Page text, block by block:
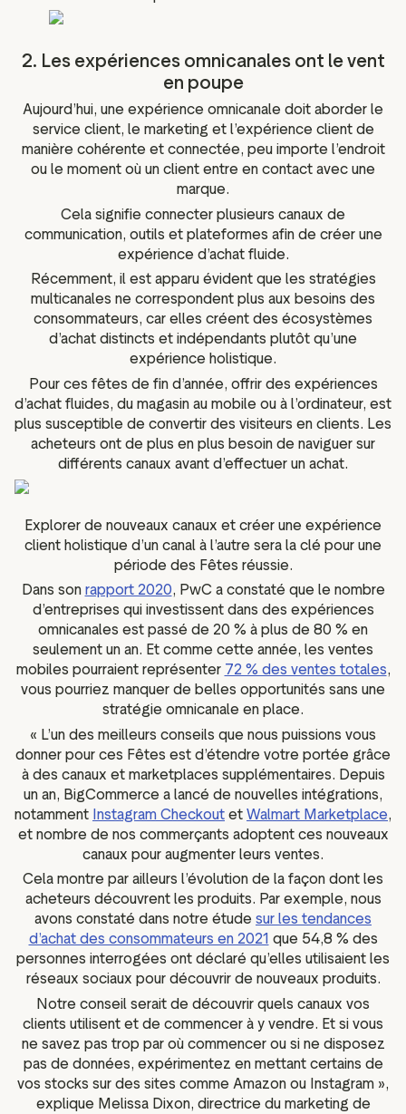
2. Les expériences omnicanales ont le vent
en poupe
Aujourd’hui, une expérience omnicanale doit aborder le
service client, le marketing et l’expérience client de
manière cohérente et connectée, peu importe l’endroit
ou le moment où un client entre en contact avec une
marque.
Cela signifie connecter plusieurs canaux de
communication, outils et plateformes afin de créer une
expérience d’achat fluide.
Récemment, il est apparu évident que les stratégies
multicanales ne correspondent plus aux besoins des
consommateurs, car elles créent des écosystèmes
d’achat distincts et indépendants plutôt qu’une
expérience holistique.
Pour ces fêtes de fin d’année, offrir des expériences
d’achat fluides, du magasin au mobile ou à l’ordinateur, est
plus susceptible de convertir des visiteurs en clients. Les
acheteurs ont de plus en plus besoin de naviguer sur
différents canaux avant d’effectuer un achat.
Explorer de nouveaux canaux et créer une expérience
client holistique d’un canal à l’autre sera la clé pour une
période des Fêtes réussie.
Dans son rapport 2020, PwC a constaté que le nombre
d’entreprises qui investissent dans des expériences
omnicanales est passé de 20 % à plus de 80 % en
seulement un an. Et comme cette année, les ventes
mobiles pourraient représenter 72 % des ventes totales,
vous pourriez manquer de belles opportunités sans une
stratégie omnicanale en place.
« L’un des meilleurs conseils que nous puissions vous
donner pour ces Fêtes est d’étendre votre portée grâce
à des canaux et marketplaces supplémentaires. Depuis
un an, BigCommerce a lancé de nouvelles intégrations,
notamment Instagram Checkout et Walmart Marketplace,
et nombre de nos commerçants adoptent ces nouveaux
canaux pour augmenter leurs ventes.
Cela montre par ailleurs l’évolution de la façon dont les
acheteurs découvrent les produits. Par exemple, nous
avons constaté dans notre étude sur les tendances
d’achat des consommateurs en 2021 que 54,8 % des
personnes interrogées ont déclaré qu’elles utilisaient les
réseaux sociaux pour découvrir de nouveaux produits.
Notre conseil serait de découvrir quels canaux vos
clients utilisent et de commencer à y vendre. Et si vous
ne savez pas trop par où commencer ou si ne disposez
pas de données, expérimentez en mettant certains de
vos stocks sur des sites comme Amazon ou Instagram »,
explique Melissa Dixon, directrice du marketing de